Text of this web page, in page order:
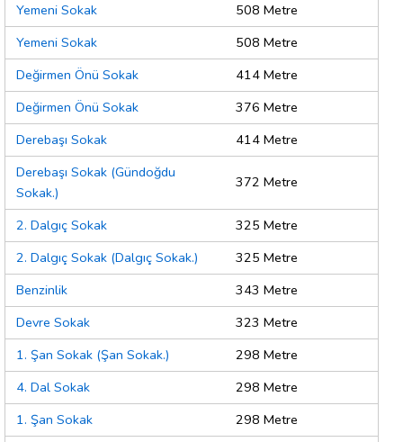
Yemeni Sokak
508 Metre
Yemeni Sokak
508 Metre
Değirmen Önü Sokak
414 Metre
Değirmen Önü Sokak
376 Metre
Derebaşı Sokak
414 Metre
Derebaşı Sokak (Gündoğdu
Sokak.)
372 Metre
2. Dalgıç Sokak
325 Metre
2. Dalgıç Sokak (Dalgıç Sokak.)
325 Metre
Benzinlik
343 Metre
Devre Sokak
323 Metre
1. Şan Sokak (Şan Sokak.)
298 Metre
4. Dal Sokak
298 Metre
1. Şan Sokak
298 Metre